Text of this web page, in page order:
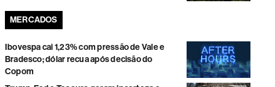
MERCADOS
Ibovespa cai 1,23% com pressão de Vale e
Bradesco; dólar recua após decisão do
Copom